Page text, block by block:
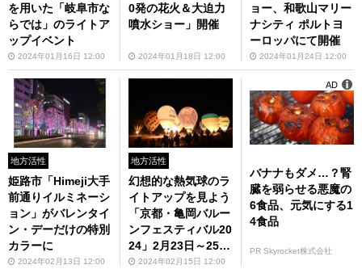
を用いた「岐阜市な
らでは」のライトア
ップイベント
2024年01月16日 12:00
0発の花火＆大迫力
噴水ショー」開催
2024年01月18日 12:00
ョー、和歌山マリー
ナシティ ポルトヨ
ーロッパにて開催
2024年01月24日 12:00
地方活性
姫路市「Himeji大手
前通りイルミネーシ
ョン」がバレンタイ
ン・デーだけの特別
カラーに
2024年02月13日 12:00
地方活性
幻想的な熱気球のラ
イトアップを見よう
「京都・亀岡バルー
ンフェスティバル20
24」2月23日～25日
開催2024年02月15日 12:00
バナナもダメ…？腎
臓を弱らせる悪魔の
6食品、元気にする1
4食品
PR Skyrocket株式会社
AD